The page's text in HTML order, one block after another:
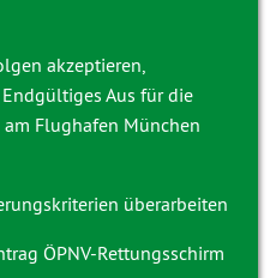
akzeptieren,
Aus für die
Flughafen München
überarbeiten
ÖPNV-Rettungsschirm